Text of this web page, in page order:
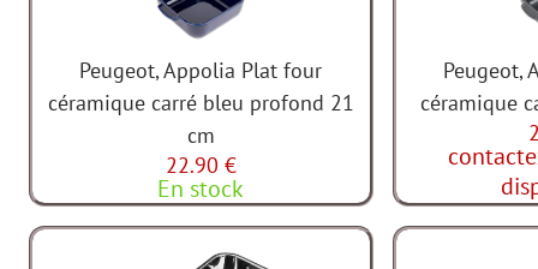
Peugeot, Appolia Plat four
céramique carré bleu profond 21
cm
22.90 €
En stock
Peugeot,
céramique